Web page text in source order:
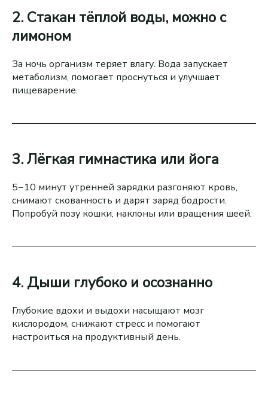
2. Стакан тёплой воды, можно с
лимоном
За ночь организм теряет влагу. Вода запускает
метаболизм, помогает проснуться и улучшает
пищеварение.
3. Лёгкая гимнастика или йога
5−10 минут утренней зарядки разгоняют кровь,
снимают скованность и дарят заряд бодрости.
Попробуй позу кошки, наклоны или вращения шеей.
4. Дыши глубоко и осознанно
Глубокие вдохи и выдохи насыщают мозг
кислородом, снижают стресс и помогают
настроиться на продуктивный день.